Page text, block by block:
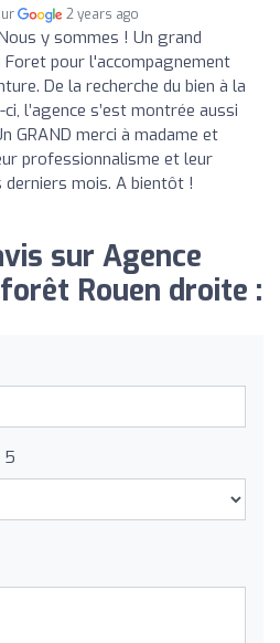
2 years ago
y sommes ! Un grand
pour l'accompagnement
De la recherche du bien à la
l’agence s’est montrée aussi
GRAND merci à madame et
professionnalisme et leur
derniers mois. A bientôt !
sur Agence
Rouen droite :
5